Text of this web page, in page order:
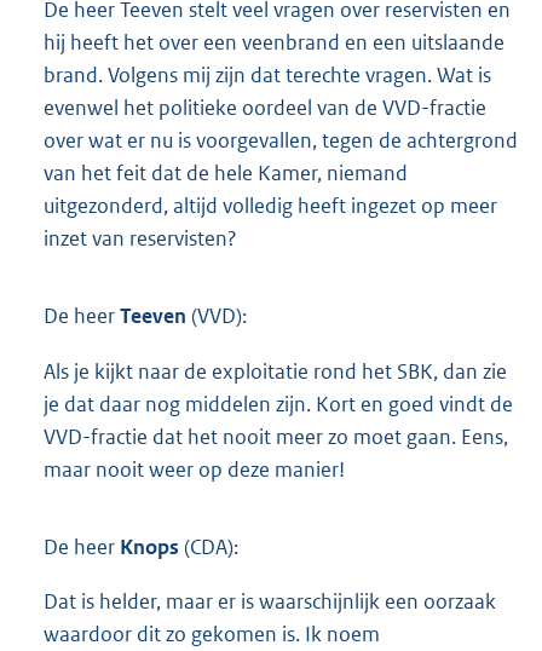
De heer Teeven stelt veel vragen over reservisten en
hij heeft het over een veenbrand en een uitslaande
brand. Volgens mij zijn dat terechte vragen. Wat is
evenwel het politieke oordeel van de VVD-fractie
over wat er nu is voorgevallen, tegen de achtergrond
van het feit dat de hele Kamer, niemand
uitgezonderd, altijd volledig heeft ingezet op meer
inzet van reservisten?
De heerTeeven (VVD):
Als je kijkt naar de exploitatie rond het SBK, dan zie
je dat daar nog middelen zijn. Kort en goed vindt de
VVD-fractie dat het nooit meer zo moet gaan. Eens,
maar nooit weer op deze manier!
De heer Knops (CDA):
Dat is helder, maar er is waarschijnlijk een oorzaak
waardoor dit zo gekomen is. Ik noem